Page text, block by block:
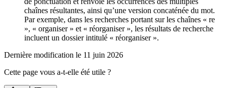
chaînes résultantes, ainsi qu’une version concaténée du mot.
Par exemple, dans les recherches portant sur les chaînes « re
», « organiser » et « réorganiser », les résultats de recherche
incluent un dossier intitulé « réorganiser ».
Dernière modification le 11 juin 2026
Cette page vous a-t-elle été utile ?